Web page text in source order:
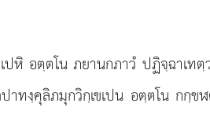
หิ อตฺตโน ภยานกภาวํ ปฏิจฺฉาเทตฺ
ทงฺคุลิภมุกวิกฺเขเปน อตฺตโน กกฺ